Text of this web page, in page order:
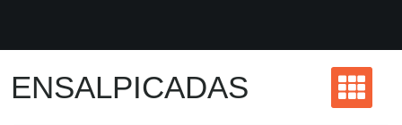
content
ENSALPICADAS